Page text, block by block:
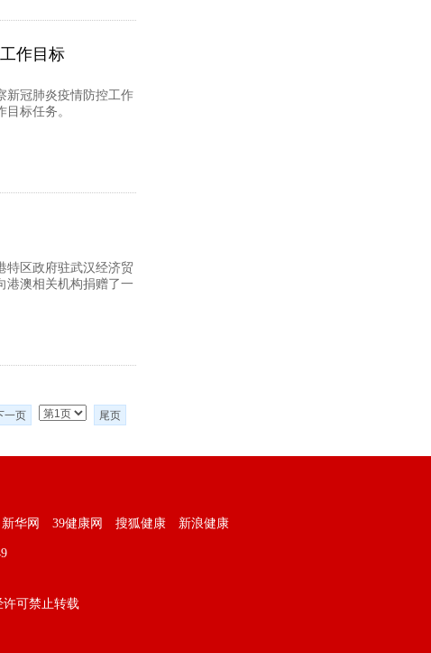
作目标
新冠肺炎疫情防控工作
标任务。
特区政府驻武汉经济贸
港澳相关机构捐赠了一
一页 尾页
新华网 39健康网 搜狐健康 新浪健康
许可禁止转载